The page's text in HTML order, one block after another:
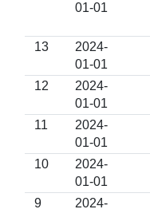
01-01
13
2024-
01-01
12
2024-
01-01
11
2024-
01-01
10
2024-
01-01
9
2024-